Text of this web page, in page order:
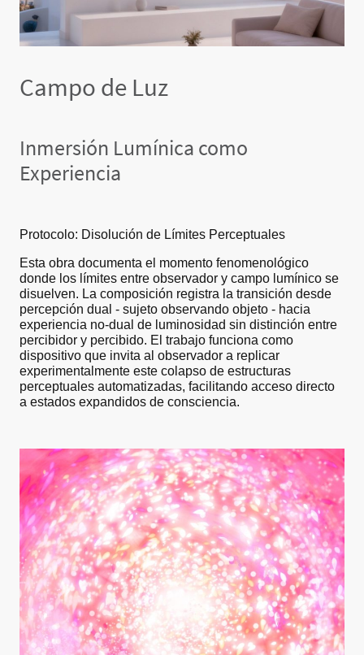
Campo de Luz
Inmersión Lumínica como
Experiencia
Protocolo: Disolución de Límites Perceptuales
Esta obra documenta el momento fenomenológico
donde los límites entre observador y campo lumínico se
disuelven. La composición registra la transición desde
percepción dual - sujeto observando objeto - hacia
experiencia no-dual de luminosidad sin distinción entre
percibidor y percibido. El trabajo funciona como
dispositivo que invita al observador a replicar
experimentalmente este colapso de estructuras
perceptuales automatizadas, facilitando acceso directo
a estados expandidos de consciencia.